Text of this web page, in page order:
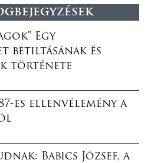
Egy
betiltásának és
története
es ellenvélemény a
Babics József, a